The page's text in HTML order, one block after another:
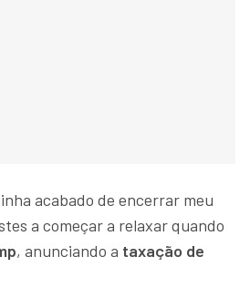
acabado de encerrar meu
a começar a relaxar quando
, anunciando a taxação de